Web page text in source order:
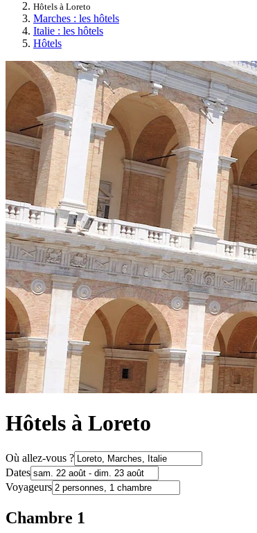
Hôtels à Loreto
Marches : les hôtels
Italie : les hôtels
Hôtels
Hôtels à Loreto
Où allez-vous ?
Dates
Voyageurs
Chambre 1